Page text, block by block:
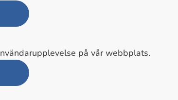
på vår webbplats.